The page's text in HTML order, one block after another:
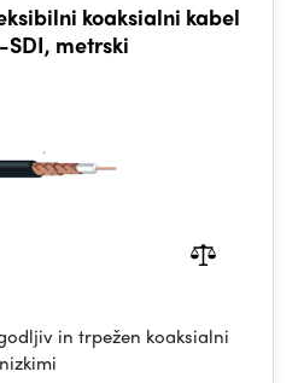
koaksialni kabel
metrski
in trpežen koaksialni